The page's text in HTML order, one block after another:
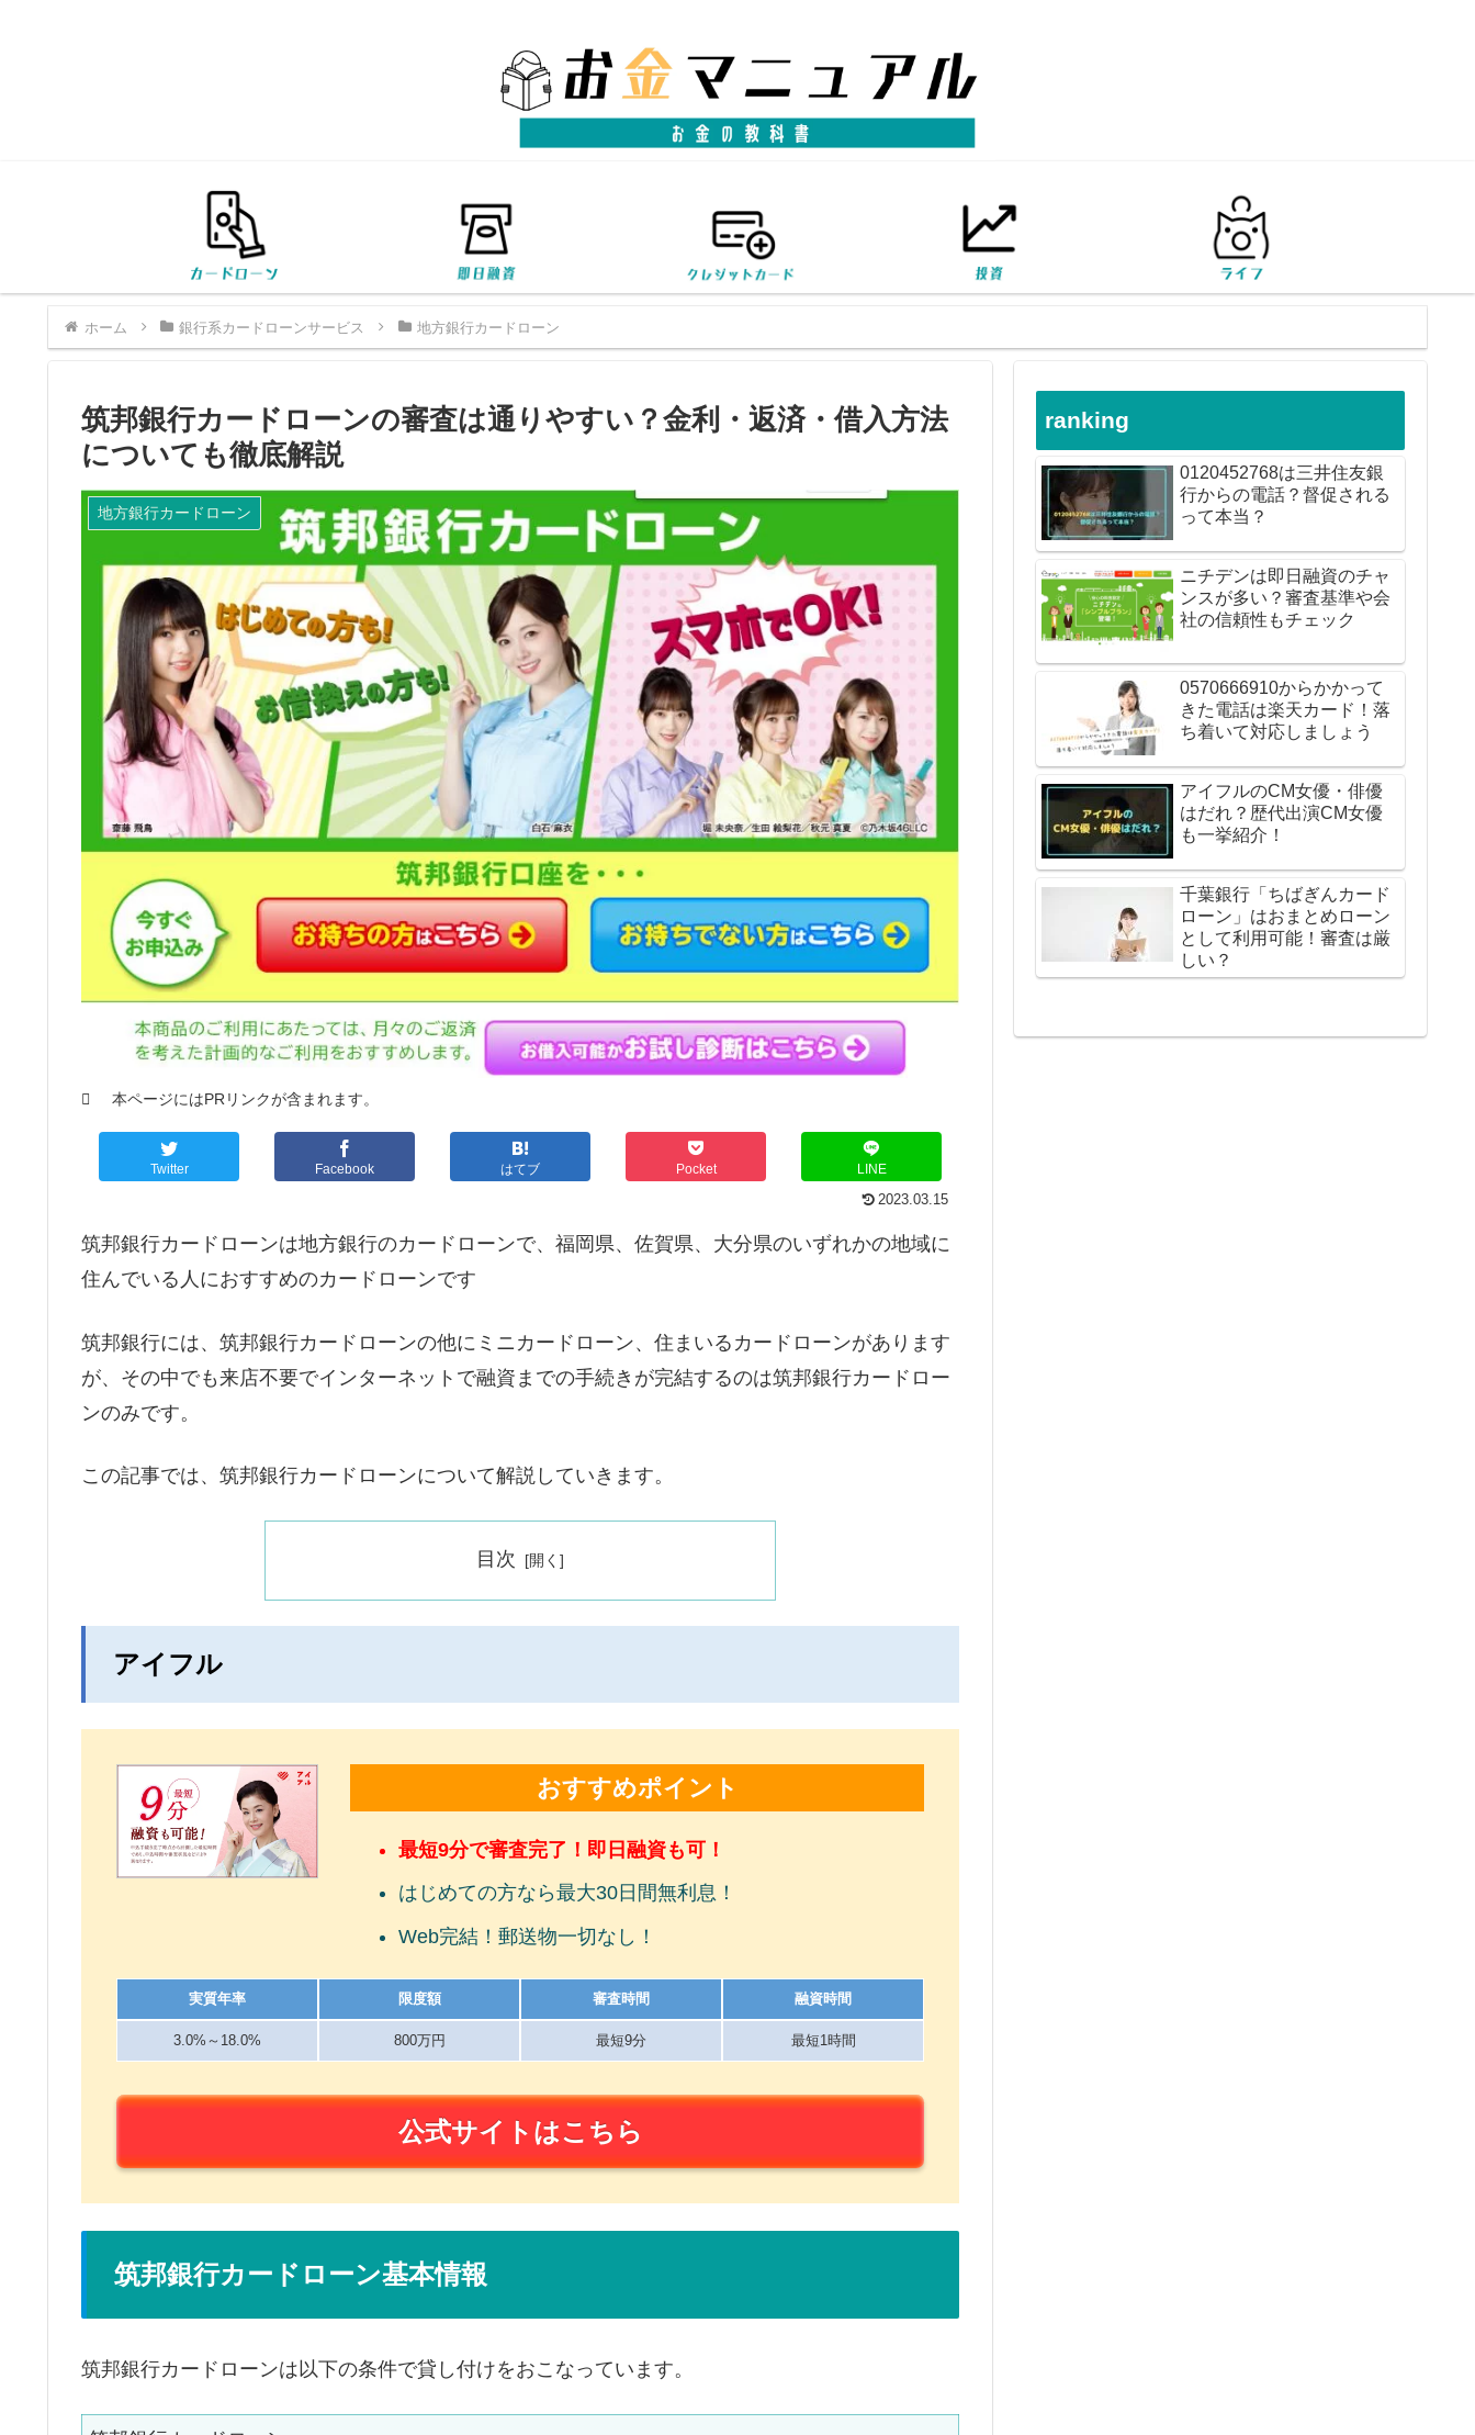
ホーム 銀行系カードローンサービス 地方銀行カードローン
筑邦銀行カードローンの審査は通りやすい？金利・返済・借入方法
についても徹底解説
本ページにはPRリンクが含まれます。
地方銀行カードローン
Twitter Facebook はてブ Pocket LINE
2023.03.15
筑邦銀行カードローンは地方銀行のカードローンで、福岡県、佐賀県、大分県のいずれかの地域に
住んでいる人におすすめのカードローンです
筑邦銀行には、筑邦銀行カードローンの他にミニカードローン、住まいるカードローンがあります
が、その中でも来店不要でインターネットで融資までの手続きが完結するのは筑邦銀行カードロー
ンのみです。
この記事では、筑邦銀行カードローンについて解説していきます。
目次
アイフル
おすすめポイント
最短9分で審査完了！即日融資も可！
はじめての方なら最大30日間無利息！
Web完結！郵送物一切なし！
実質年率
3.0%～18.0%
限度額
800万円
審査時間
最短9分
融資時間
最短1時間
公式サイトはこちら
筑邦銀行カードローン基本情報
筑邦銀行カードローンは以下の条件で貸し付けをおこなっています。
ranking
0120452768は三井住友銀
行からの電話？督促される
って本当？
ニチデンは即日融資のチャ
ンスが多い？審査基準や会
社の信頼性もチェック
0570666910からかかって
きた電話は楽天カード！落
ち着いて対応しましょう
アイフルのCM女優・俳優
はだれ？歴代出演CM女優
も一挙紹介！
千葉銀行「ちばぎんカード
ローン」はおまとめローン
として利用可能！審査は厳
しい？